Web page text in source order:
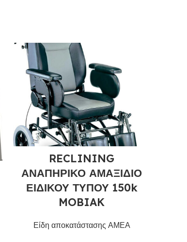
RECLINING
ΑΝΑΠΗΡΙΚΟ ΑΜΑΞΙΔΙΟ
ΕΙΔΙΚΟΥ ΤΥΠΟΥ 150k
MOBIAK
Είδη αποκατάστασης ΑΜΕΑ